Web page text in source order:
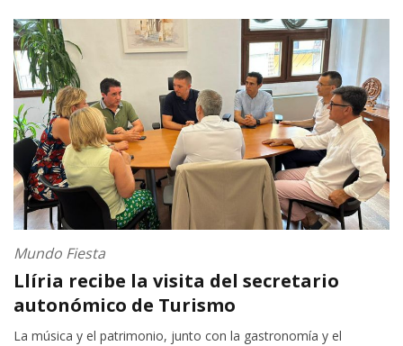
Mundo Fiesta
Llíria recibe la visita del secretario
autonómico de Turismo
La música y el patrimonio, junto con la gastronomía y el